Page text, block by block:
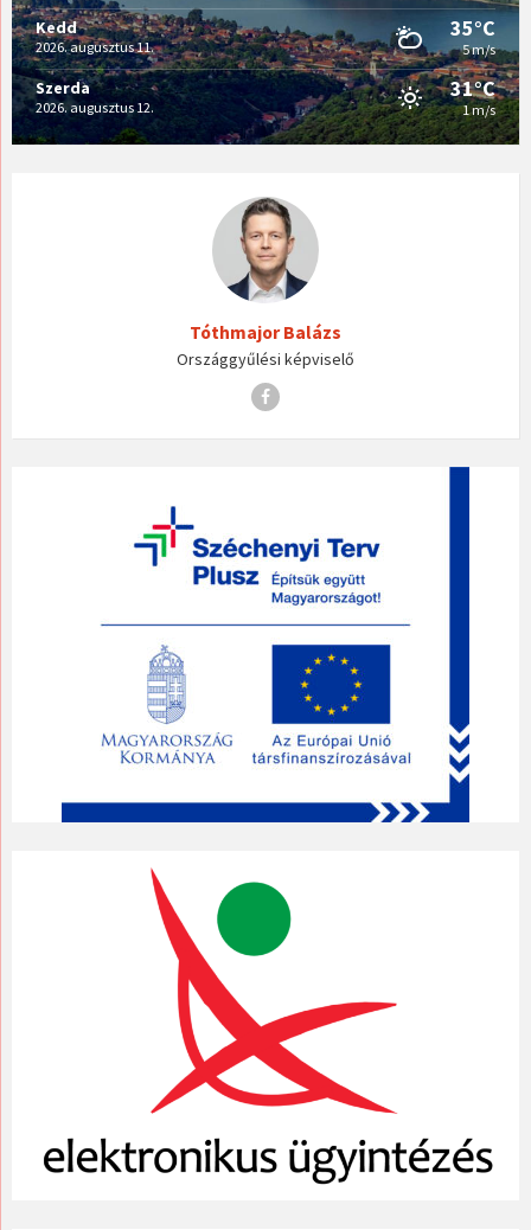
Kedd
2026. augusztus 11.
35°C
5 m/s
Szerda
2026. augusztus 12.
31°C
1 m/s
Tóthmajor Balázs
Országgyűlési képviselő
Facebook